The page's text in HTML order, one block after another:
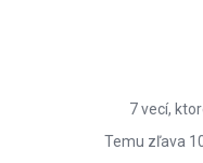
7 vecí,
Temu zľava